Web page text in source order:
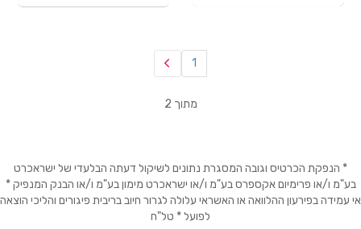
1
מתוך 2
* הנפקת הכרטיס וגובה המסגרת נתונים לשיקול דעתה הבלעדי של ישראכרט
בע"מ ו/או פרימיום אקספרס בע"מ ו/או ישראכרט מימון בע"מ ו/או הבנק המנפיק *
אי עמידה בפירעון ההלוואה או האשראי עלולה לגרור חיוב בריבית פיגורים והליכי הוצאה
לפועל * טל"ח